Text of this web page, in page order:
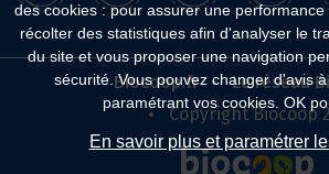
des cookies : pour assurer une
récolter des statistiques afin d'analyser le
du site et vous proposer une navigation
sécurité. Vous pouvez changer d'avis
paramétrant vos cookies. OK
En savoir plus et paramétrer
Biocoop.fr
Le réseau
Copyright Biocoop